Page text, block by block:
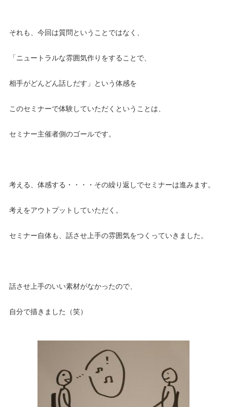
それも、今回は質問ということではなく、
「ニュートラルな雰囲気作りをすることで、
相手がどんどん話しだす」という体感を
このセミナーで体験していただくということは、
セミナー主催者側のゴールです。
考える、体感する・・・・その繰り返しでセミナーは進みます。
考えをアウトプットしていただく。
セミナー自体も、話させ上手の雰囲気をつくっていきました。
話させ上手のいい素材がなかったので、
自分で描きました（笑）